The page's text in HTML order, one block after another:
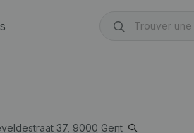
37, 9000 Gent